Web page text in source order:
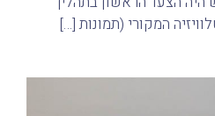
המקורי (תמונות […]